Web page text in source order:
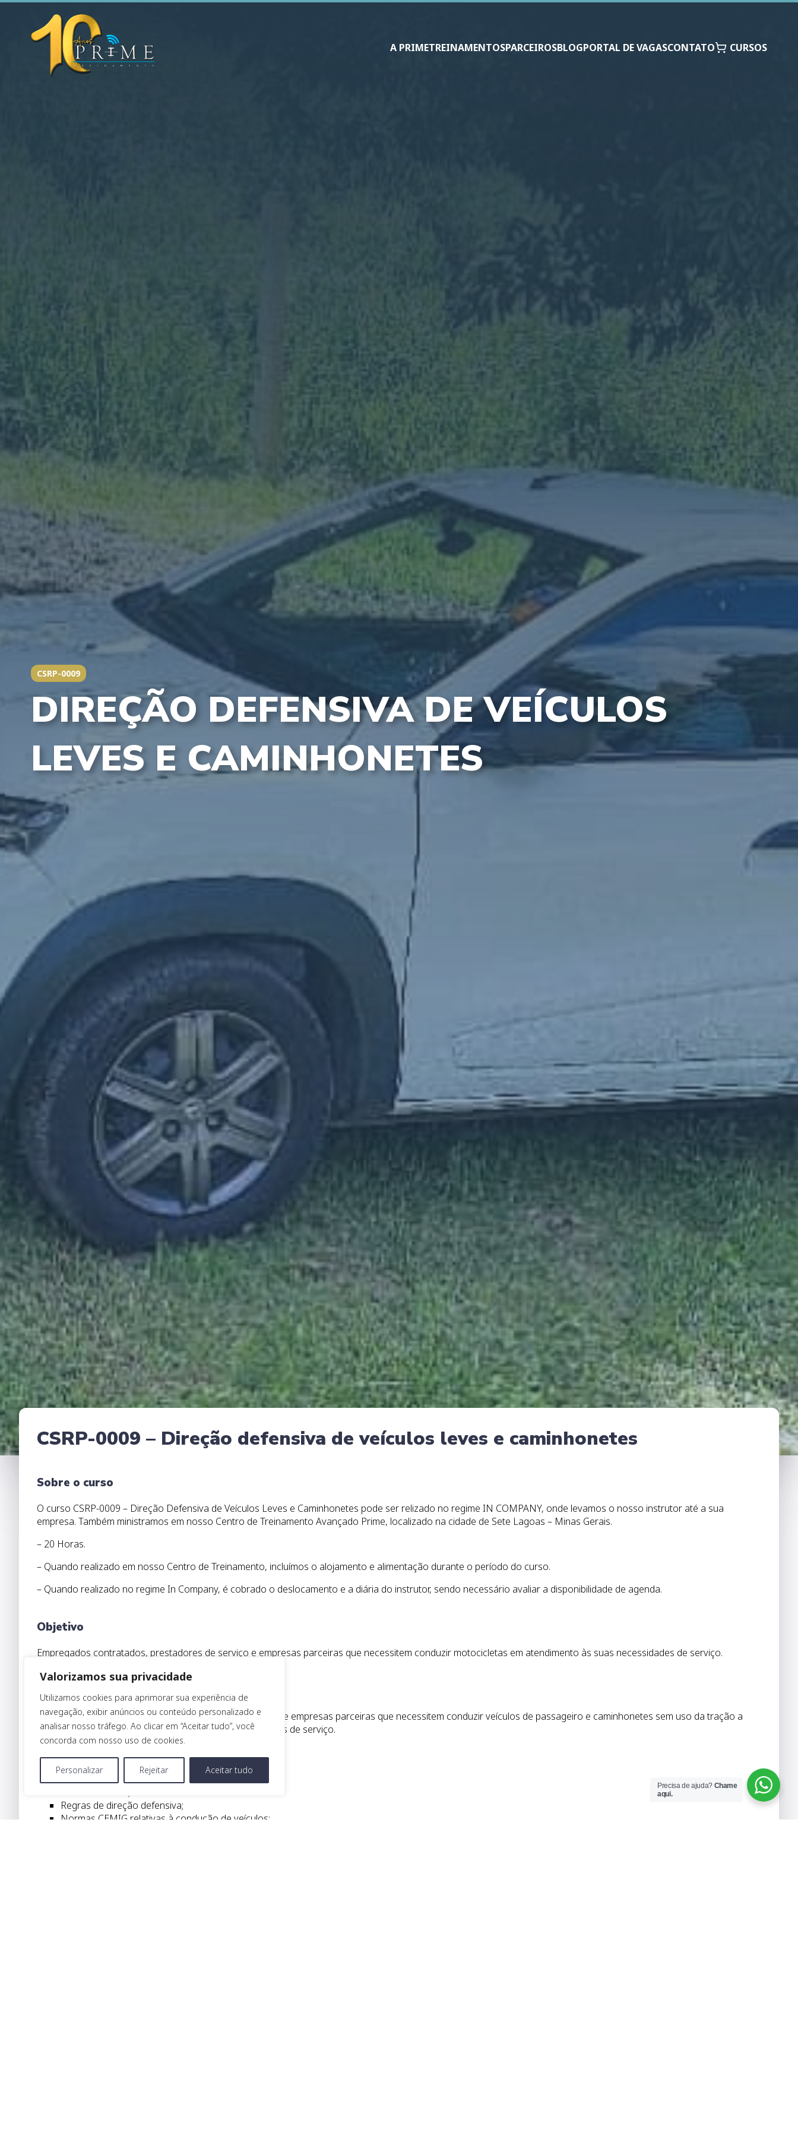
Valorizamos sua privacidade
Utilizamos cookies para aprimorar sua experiência de
navegação, exibir anúncios ou conteúdo personalizado e
analisar nosso tráfego. Ao clicar em “Aceitar tudo”, você
concorda com nosso uso de cookies.
Personalizar Rejeitar Aceitar tudo
A PRIMETREINAMENTOSPARCEIROSBLOGPORTAL DE VAGASCONTATO CURSOS
CSRP-0009
DIREÇÃO DEFENSIVA DE VEÍCULOS
LEVES E CAMINHONETES
CSRP-0009 – Direção defensiva de veículos leves e caminhonetes
Sobre o curso
O curso CSRP-0009 – Direção Defensiva de Veículos Leves e Caminhonetes pode ser relizado no regime IN COMPANY, onde levamos o nosso instrutor até a sua
empresa. Também ministramos em nosso Centro de Treinamento Avançado Prime, localizado na cidade de Sete Lagoas – Minas Gerais.
– 20 Horas.
– Quando realizado em nosso Centro de Treinamento, incluímos o alojamento e alimentação durante o período do curso.
– Quando realizado no regime In Company, é cobrado o deslocamento e a diária do instrutor, sendo necessário avaliar a disponibilidade de agenda.
Objetivo
Empregados contratados, prestadores de serviço e empresas parceiras que necessitem conduzir motocicletas em atendimento às suas necessidades de serviço.
Publico alvo
Alunos de empresas contratadas, prestadores de serviço e empresas parceiras que necessitem conduzir veículos de passageiro e caminhonetes sem uso da tração a
serviço da empresa em atendimento às suas necessidades de serviço.
O que você vai aprender
Regras de direção defensiva;
Normas CEMIG relativas à condução de veículos;
Precisa de ajuda? Chame
aqui.